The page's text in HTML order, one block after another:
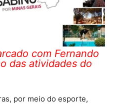
com Fernando
das atividades do
por meio do esporte,